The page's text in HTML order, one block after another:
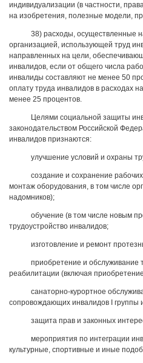
индивидуализации (в частности,
на изобретения, полезные модели,
38) расходы, осуществленные
организацией, использующей труд
направленных на цели,
инвалидов, если от общего числа
инвалиды составляют не менее 50
оплату труда инвалидов в расходах
менее 25 процентов.
Целями социальной защиты
законодательством Российской
инвалидов признаются:
улучшение условий и охраны
создание и сохранение
монтаж оборудования, в том числе
надомников);
обучение (в том числе новым
трудоустройство инвалидов;
изготовление и ремонт
приобретение и обслуживание
реабилитации (включая
санаторно-курортное
сопровождающих инвалидов I группы
защита прав и законных
мероприятия по интеграции
культурные, спортивные и иные